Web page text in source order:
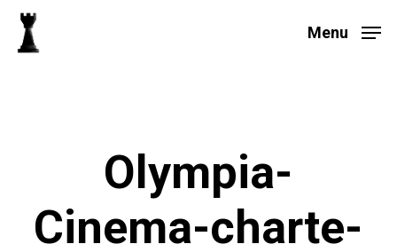
Skip
main
Menu
Olympia-
Cinema-charte-